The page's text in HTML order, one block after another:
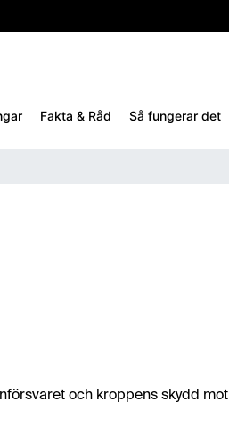
Fakta & Råd Så fungerar det
och kroppens skydd mot